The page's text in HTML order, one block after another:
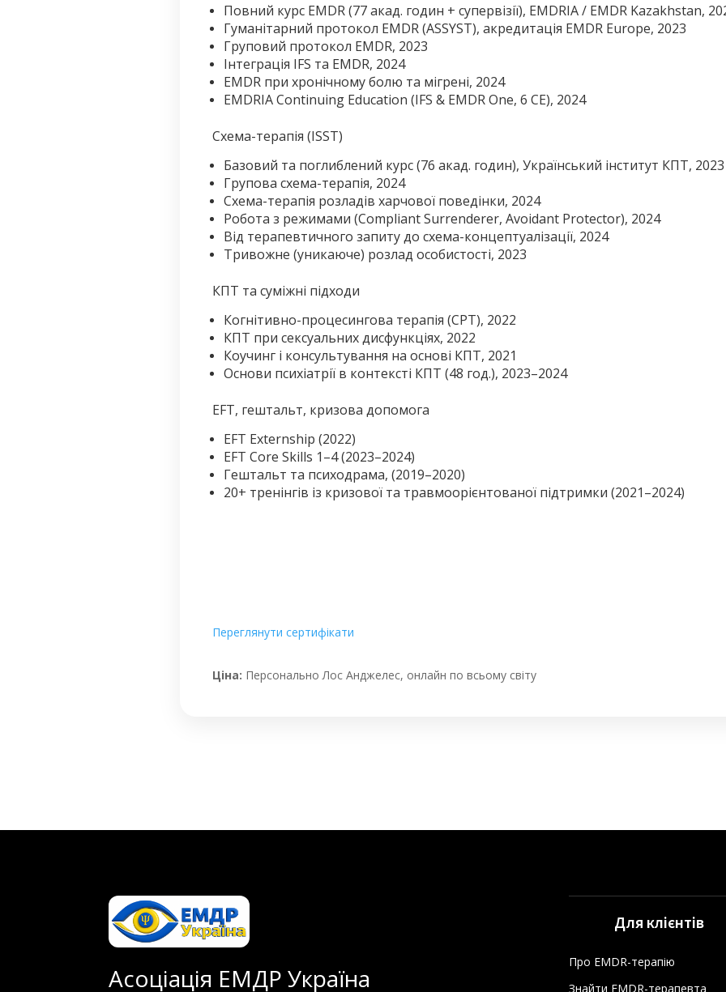
Повний курс EMDR (77 акад. годин + супервізії), EMDRIA / EMDR Kazakhstan,
Гуманітарний протокол EMDR (ASSYST), акредитація EMDR Europe, 2023
Груповий протокол EMDR, 2023
Інтеграція IFS та EMDR, 2024
EMDR при хронічному болю та мігрені, 2024
EMDRIA Continuing Education (IFS & EMDR One, 6 CE), 2024
Схема-терапія (ISST)
Базовий та поглиблений курс (76 акад. годин), Український інститут КПТ, 2023
Групова схема-терапія, 2024
Схема-терапія розладів харчової поведінки, 2024
Робота з режимами (Compliant Surrenderer, Avoidant Protector), 2024
Від терапевтичного запиту до схема-концептуалізації, 2024
Тривожне (уникаюче) розлад особистості, 2023
КПТ та суміжні підходи
Когнітивно-процесингова терапія (CPT), 2022
КПТ при сексуальних дисфункціях, 2022
Коучинг і консультування на основі КПТ, 2021
Основи психіатрії в контексті КПТ (48 год.), 2023–2024
EFT, гештальт, кризова допомога
EFT Externship (2022)
EFT Core Skills 1–4 (2023–2024)
Гештальт та психодрама, (2019–2020)
20+ тренінгів із кризової та травмоорієнтованої підтримки (2021–2024)
Переглянути сертифікати
Ціна: Персонально Лос Анджелес, онлайн по всьому світу
Асоціація ЕМДР Україна
Для клієнтів
Про EMDR-терапію
Знайти EMDR-терапевта